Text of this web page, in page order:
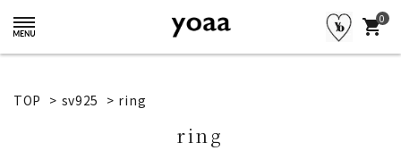
0
shopping_cart
TOP > sv925 > ring
ring